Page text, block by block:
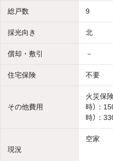
総戸数 9
採光向き 北
償却・敷引 －
住宅保険 不要
その他費用
火災保
時）：
時）：
現況
空家